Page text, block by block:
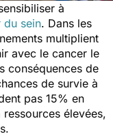
à
du sein. Dans les
multiplient
avec le cancer le
conséquences de
de survie à
pas 15% en
élevées,